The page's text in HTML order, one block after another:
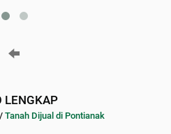
LENGKAP
/ Tanah Dijual di Pontianak